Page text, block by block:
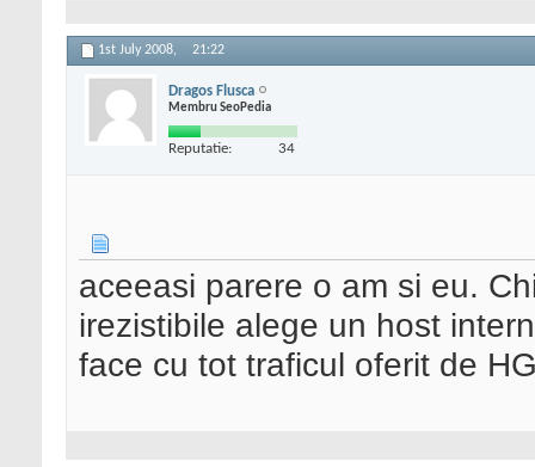
1st July 2008, 21:22
Dragos Flusca
Membru SeoPedia
Reputatie: 34
aceeasi parere o am si eu.
irezistibile alege un host
face cu tot traficul oferit de